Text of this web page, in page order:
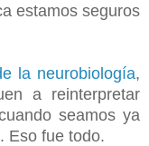
estamos seguros
la neurobiología,
a reinterpretar
seamos ya
Eso fue todo.